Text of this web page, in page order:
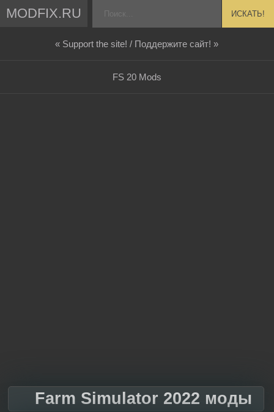
MODFIX.RU ИСКАТЬ!
« Support the site! / Поддержите сайт! »
FS 20 Mods
Farm Simulator 2022 моды